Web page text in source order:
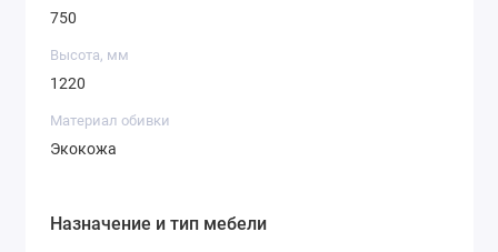
750
Высота, мм
1220
Материал обивки
Экокожа
Назначение и тип мебели